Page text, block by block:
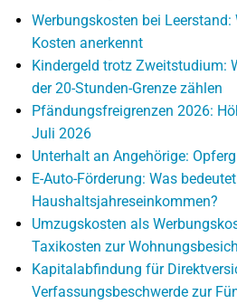
Werbungskosten bei
Kosten anerkennt
Kindergeld trotz Zweitstudium:
der 20-Stunden-Grenze zählen
Pfändungsfreigrenzen 2026:
Juli 2026
Unterhalt an Angehörige:
E-Auto-Förderung: Was
Haushaltsjahreseinkommen?
Umzugskosten als
Taxikosten zur
Kapitalabfindung für
Verfassungsbeschwerde zur